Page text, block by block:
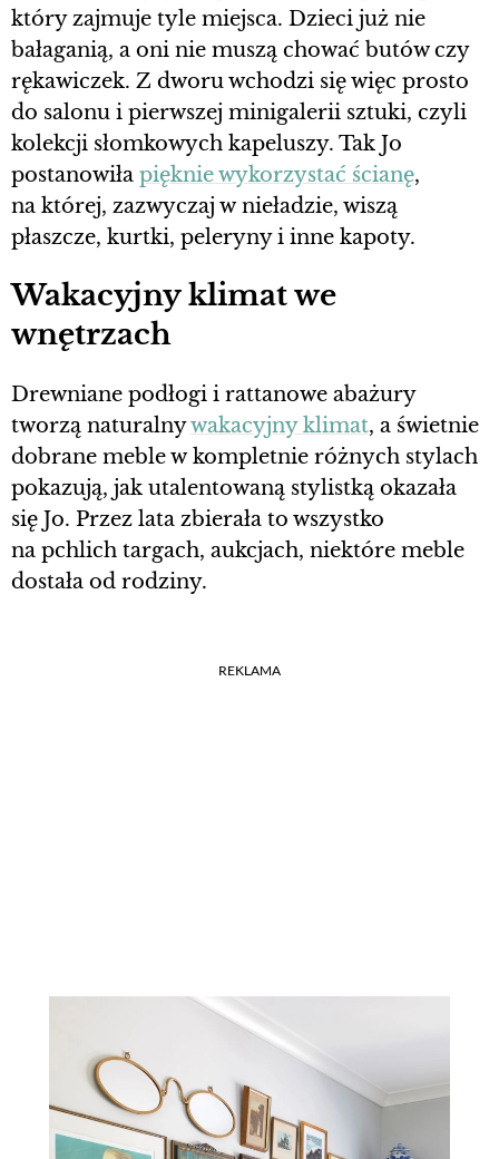
który zajmuje tyle miejsca. Dzieci już nie
bałaganią, a oni nie muszą chować butów czy
rękawiczek. Z dworu wchodzi się więc prosto
do salonu i pierwszej minigalerii sztuki, czyli
kolekcji słomkowych kapeluszy. Tak Jo
postanowiła pięknie wykorzystać ścianę,
na której, zazwyczaj w nieładzie, wiszą
płaszcze, kurtki, peleryny i inne kapoty.
Wakacyjny klimat we
wnętrzach
Drewniane podłogi i rattanowe abażury
tworzą naturalnywakacyjny klimat, a świetnie
dobrane meble w kompletnie różnych stylach
pokazują, jak utalentowaną stylistką okazała
się Jo. Przez lata zbierała to wszystko
na pchlich targach, aukcjach, niektóre meble
dostała od rodziny.
REKLAMA